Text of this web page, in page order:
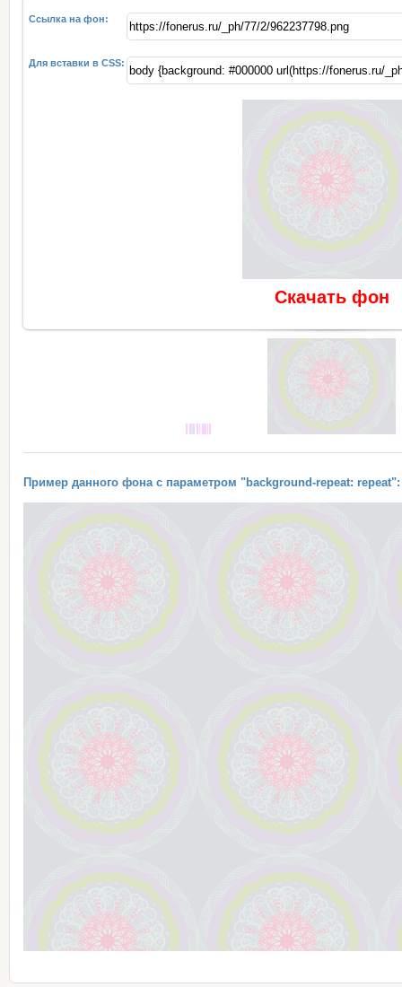
Ссылка на фон:
Для вставки в CSS:
Скачать фон
Пример данного фона с параметром "background-repeat: repeat":